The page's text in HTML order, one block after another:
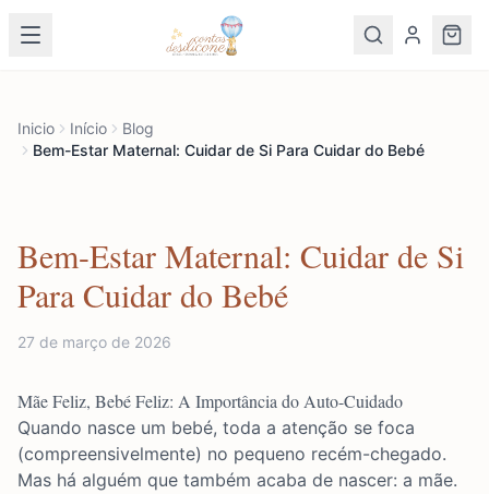
Inicio Início
Blog
Bem-Estar Maternal: Cuidar de Si Para Cuidar do Bebé
Bem-Estar Maternal: Cuidar de Si
Para Cuidar do Bebé
27 de março de 2026
Mãe Feliz, Bebé Feliz: A Importância do Auto-Cuidado
Quando nasce um bebé, toda a atenção se foca
(compreensivelmente) no pequeno recém-chegado.
Mas há alguém que também acaba de nascer: a mãe.